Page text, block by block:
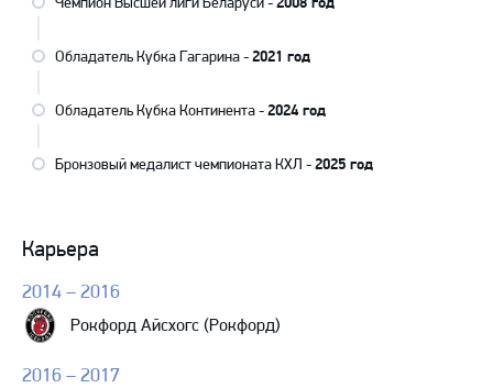
Обладатель Кубка Гагарина -2021 год
Обладатель Кубка Континента -2024 год
Бронзовый медалист чемпионата КХЛ -2025 год
Карьера
2014 – 2016
Рокфорд Айсхогс (Рокфорд)
2016 – 2017